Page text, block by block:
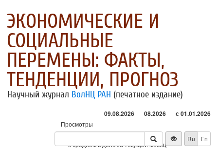
ЭКОНОМИЧЕСКИЕ И
СОЦИАЛЬНЫЕ
ПЕРЕМЕНЫ: ФАКТЫ,
ТЕНДЕНЦИИ, ПРОГНОЗ
Научный журнал ВолНЦ РАН (печатное издание)
09.08.2026 08.2026 с 01.01.2026
Просмотры
Посетители
* - в среднем в день за текущий месяц
Ru En